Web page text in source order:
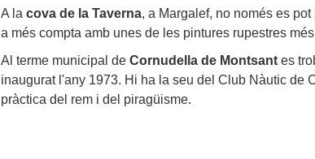
A la cova de la Taverna, a Margalef, no només es
a més compta amb unes de les pintures rupestres
Al terme municipal de Cornudella de Montsant es
inaugurat l'any 1973. Hi ha la seu del Club Nàutic de
pràctica del rem i del piragüisme.